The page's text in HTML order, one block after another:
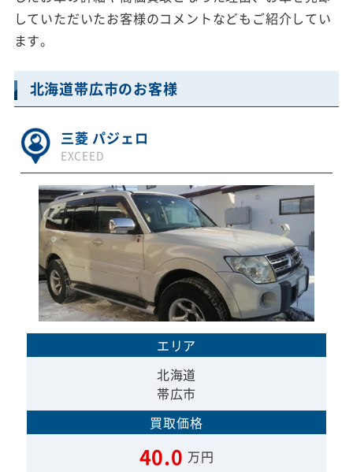
していただいたお客様のコメントなどもご紹介してい
ます。
北海道帯広市のお客様
三菱 パジェロ
EXCEED
エリア
北海道
帯広市
買取価格
40.0 万円